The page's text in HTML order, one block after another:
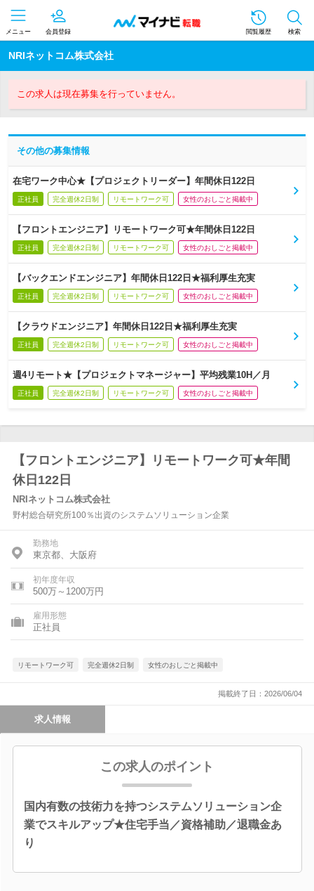
メニュー 会員登録 閲覧履歴 検索
NRIネットコム株式会社
この求人は現在募集を行っていません。
その他の募集情報
在宅ワーク中心★【プロジェクトリーダー】年間休日122日
正社員 完全週休2日制 リモートワーク可 女性のおしごと掲載中
【フロントエンジニア】リモートワーク可★年間休日122日
正社員 完全週休2日制 リモートワーク可 女性のおしごと掲載中
【バックエンドエンジニア】年間休日122日★福利厚生充実
正社員 完全週休2日制 リモートワーク可 女性のおしごと掲載中
【クラウドエンジニア】年間休日122日★福利厚生充実
正社員 完全週休2日制 リモートワーク可 女性のおしごと掲載中
週4リモート★【プロジェクトマネージャー】平均残業10H／月
正社員 完全週休2日制 リモートワーク可 女性のおしごと掲載中
【フロントエンジニア】リモートワーク可★年間
休日122日
NRIネットコム株式会社
野村総合研究所100％出資のシステムソリューション企業
勤務地
東京都、大阪府
初年度年収
500万～1200万円
雇用形態
正社員
リモートワーク可 完全週休2日制 女性のおしごと掲載中
掲載終了日：2026/06/04
求人情報
この求人のポイント
国内有数の技術力を持つシステムソリューション企
業でスキルアップ★住宅手当／資格補助／退職金あ
り